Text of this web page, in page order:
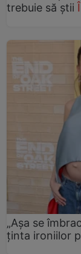
trebuie să știi
„Așa se
ținta ironiilor